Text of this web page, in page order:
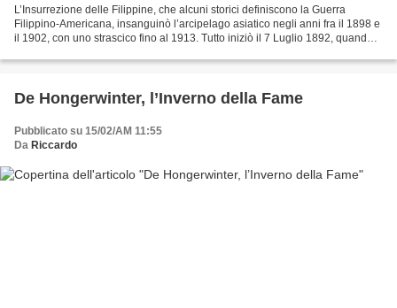
L’Insurrezione delle Filippine, che alcuni storici definiscono la Guerra
Filippino-Americana, insanguinò l’arcipelago asiatico negli anni fra il 1898 e
il 1902, con uno strascico fino al 1913. Tutto iniziò il 7 Luglio 1892, quando
De Hongerwinter, l’Inverno della Fame
Pubblicato su 15/02/AM 11:55
Da Riccardo